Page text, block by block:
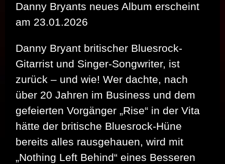
Danny Bryants neues Album erscheint
am 23.01.2026
Danny Bryant britischer Bluesrock-
Gitarrist und Singer-Songwriter, ist
zurück – und wie! Wer dachte, nach
über 20 Jahren im Business und dem
gefeierten Vorgänger „Rise“ in der Vita
hätte der britische Bluesrock-Hüne
bereits alles rausgehauen, wird mit
„Nothing Left Behind“ eines Besseren